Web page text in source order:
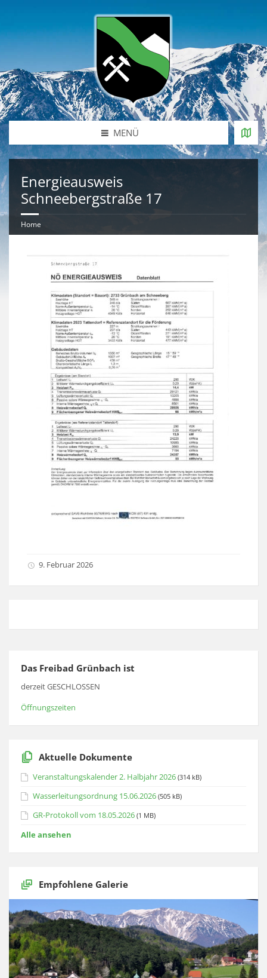
MENÜ
Energieausweis
Schneebergstraße 17
Home
9. Februar 2026
Das Freibad Grünbach ist
derzeit GESCHLOSSEN
Öffnungszeiten
Aktuelle Dokumente
Veranstaltungskalender 2. Halbjahr 2026 (314 kB)
Wasserleitungsordnung 15.06.2026 (505 kB)
GR-Protokoll vom 18.05.2026 (1 MB)
Alle ansehen
Empfohlene Galerie